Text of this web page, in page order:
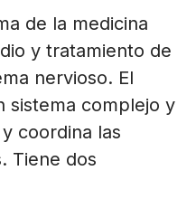
de la medicina
y tratamiento de
nervioso. El
sistema complejo y
coordina las
Tiene dos